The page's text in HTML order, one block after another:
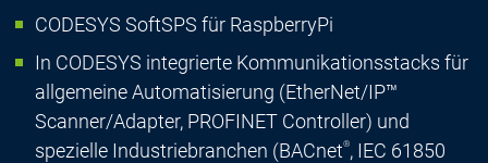
CODESYS SoftSPS für RaspberryPi
In CODESYS integrierte Kommunikationsstacks für
allgemeine Automatisierung (EtherNet/IP™
Scanner/Adapter, PROFINET Controller) und
spezielle Industriebranchen (BACnet®, IEC 61850